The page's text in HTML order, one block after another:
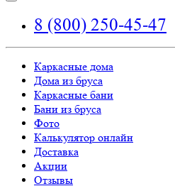
8 (800) 250-45-47
Каркасные дома
Дома из бруса
Каркасные бани
Бани из бруса
Фото
Калькулятор онлайн
Доставка
Акции
Отзывы